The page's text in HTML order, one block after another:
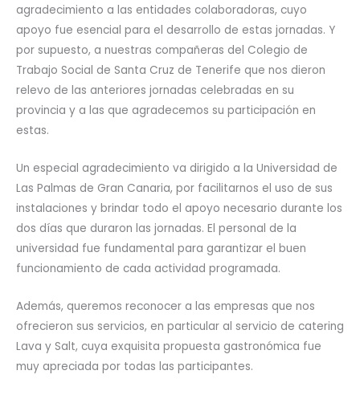
agradecimiento a las entidades colaboradoras, cuyo
apoyo fue esencial para el desarrollo de estas jornadas. Y
por supuesto, a nuestras compañeras del Colegio de
Trabajo Social de Santa Cruz de Tenerife que nos dieron
relevo de las anteriores jornadas celebradas en su
provincia y a las que agradecemos su participación en
estas.
Un especial agradecimiento va dirigido a la Universidad de
Las Palmas de Gran Canaria, por facilitarnos el uso de sus
instalaciones y brindar todo el apoyo necesario durante los
dos días que duraron las jornadas. El personal de la
universidad fue fundamental para garantizar el buen
funcionamiento de cada actividad programada.
Además, queremos reconocer a las empresas que nos
ofrecieron sus servicios, en particular al servicio de catering
Lava y Salt, cuya exquisita propuesta gastronómica fue
muy apreciada por todas las participantes.